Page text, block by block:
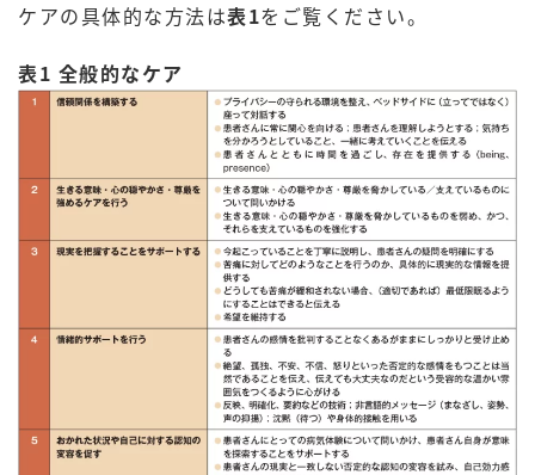
ケアの具体的な方法は表1をご覧ください。
表1 全般的なケア